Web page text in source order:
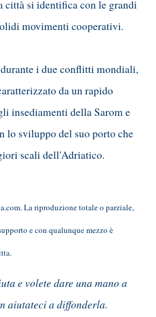
città si identifica con le grandi
movimenti cooperativi.
i due conflitti mondiali,
da un rapido
insediamenti della Sarom e
lo sviluppo del suo porto che
scali dell'Adriatico.
La riproduzione totale o parziale,
e con qualunque mezzo è
e volete dare una mano a
aiutateci a diffonderla.